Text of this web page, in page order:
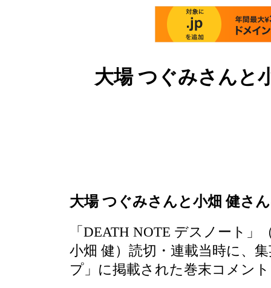
大場 つぐみさんと
大場 つぐみさんと小畑 健さ
「DEATH NOTE デスノート
小畑 健）読切・連載当時に、
プ」に掲載された巻末コメン